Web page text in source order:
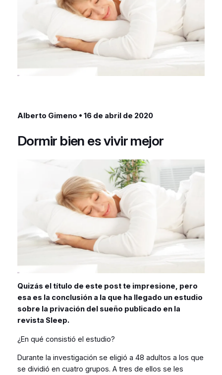
Alberto Gimeno • 16 de abril de 2020
Dormir bien es vivir mejor
Quizás el título de este post te impresione, pero
esa es la conclusión a la que ha llegado un estudio
sobre la privación del sueño publicado en la
revista Sleep.
¿En qué consistió el estudio?
Durante la investigación se eligió a 48 adultos a los que
se dividió en cuatro grupos. A tres de ellos se les